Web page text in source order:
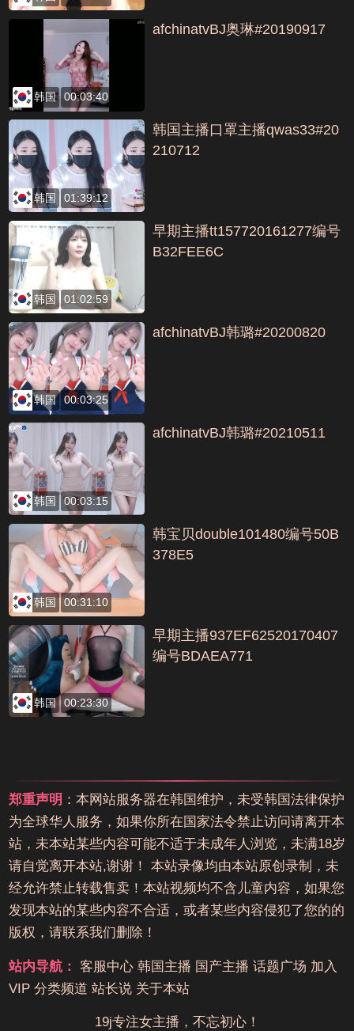
韩国 00:03:40
afchinatvBJ奥琳#20190917
韩国 01:39:12
韩国主播口罩主播qwas33#20
210712
韩国 01:02:59
早期主播tt157720161277编号
B32FEE6C
韩国 00:03:25
afchinatvBJ韩璐#20200820
韩国 00:03:15
afchinatvBJ韩璐#20210511
韩国 00:31:10
韩宝贝double101480编号50B
378E5
韩国 00:23:30
早期主播937EF62520170407
编号BDAEA771
郑重声明 ：本网站服务器在韩国维护，未受韩国法律保护
为全球华人服务，如果你所在国家法令禁止访问请离开本
站，未本站某些内容可能不适于未成年人浏览，未满18岁
请自觉离开本站,谢谢！ 本站录像均由本站原创录制，未
经允许禁止转载售卖！本站视频均不含儿童内容，如果您
发现本站的某些内容不合适，或者某些内容侵犯了您的的
版权，请联系我们删除！
站内导航： 客服中心 韩国主播 国产主播 话题广场 加入
VIP 分类频道 站长说 关于本站
19j专注女主播，不忘初心！